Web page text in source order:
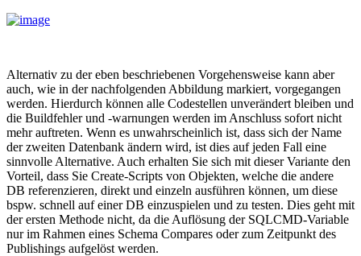
Alternativ zu der eben beschriebenen Vorgehensweise kann aber
auch, wie in der nachfolgenden Abbildung markiert, vorgegangen
werden. Hierdurch können alle Codestellen unverändert bleiben und
die Buildfehler und -warnungen werden im Anschluss sofort nicht
mehr auftreten. Wenn es unwahrscheinlich ist, dass sich der Name
der zweiten Datenbank ändern wird, ist dies auf jeden Fall eine
sinnvolle Alternative. Auch erhalten Sie sich mit dieser Variante den
Vorteil, dass Sie Create-Scripts von Objekten, welche die andere
DB referenzieren, direkt und einzeln ausführen können, um diese
bspw. schnell auf einer DB einzuspielen und zu testen. Dies geht mit
der ersten Methode nicht, da die Auflösung der SQLCMD-Variable
nur im Rahmen eines Schema Compares oder zum Zeitpunkt des
Publishings aufgelöst werden.